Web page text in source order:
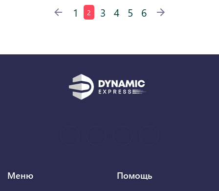
1 2 3 4 5 6
Меню Помощь